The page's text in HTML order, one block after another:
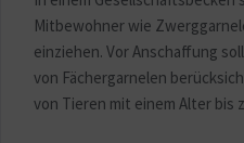
Mitbewohner wie
einziehen. Vor Anschaffung
von Fächergarnelen
von Tieren mit einem Alter bis